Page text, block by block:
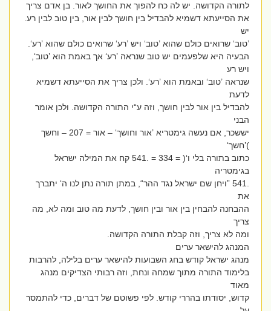
לתורה הקדושה. יש לה כח להפוך את החושך לאור. בן אדם צריך
את הסייעתא דשמיא להבדיל בין חושך לבין אור, בין טוב לבין רע.
יש
’טוב‘ שרואים כולם שהוא ’טוב‘ ויש ’רע‘ שרואים כולם שהוא ’רע‘.
הבעיה היא שלפעמים יש טוב שנראה ’רע‘ אך באמת הוא ’טוב‘,
ויש רע
שנראה ’טוב‘ ובאמת הוא ’רע‘. ולכן צריך את הסייעתא דשמיא
לדעת
להבדיל בין אור לבין חושך, וזה ע“י התורה הקדושה. ולכן אומר
הבני
יששכר, אם נעשה גימטריא ’אור וחושך‘ – אור = 207 – וחשך
)’חשך‘
כתוב בתורה בלי ו‘( = 334 = .541 קח את המילה ישראל
בגימטריה
.541 ”ויחן שם ישראל נגד ההר“, במתן תורה נתן לנו ה‘ יתברך
את
ההבחנה להבחין בין אור ובין חושך, לדעת מה טוב ומה לא, מה
צריך
ומה לא צריך, וזה קבלת התורה הקדושה.
המנהג להישאר ערים
מנהג ישראל קודש בחג השבועות להישאר ערים בלילה, להרבות
בלימוד התורה מתוך שמחה ונחת, וזה רבותי הצדיקים מנהג
מאוד
קדוש, יסודתו בהררי קודש. לפי פשוטם של דברים, כדי להתמסר